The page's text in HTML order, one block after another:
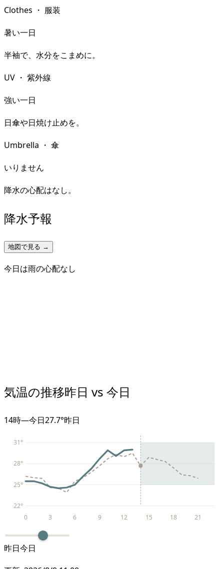
Clothes ・ 服装
暑い一日
半袖で、水分をこまめに。
UV ・ 紫外線
強い一日
日傘や日焼け止めを。
Umbrella ・ 傘
いりません
降水の心配はなし。
降水予報
地図で見る →
今日は雨の心配なし
気温の推移昨日 vs 今日
14時—今日27.7°昨日
22°
25°
28°
31°
0 3 6 9 12 15 18 21
昨日今日